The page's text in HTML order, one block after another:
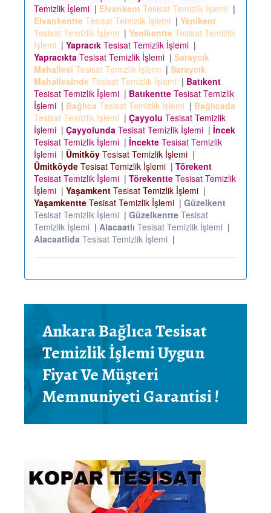
Temizlik İşlemi | Elvankent Tesisat Temizlik İşlemi |
Elvankentte Tesisat Temizlik İşlemi | Yenikent
Tesisat Temizlik İşlemi | Yenikentte Tesisat Temizlik
İşlemi | Yapracık Tesisat Temizlik İşlemi |
Yapracıkta Tesisat Temizlik İşlemi | Saraycık
Mahallesi Tesisat Temizlik İşlemi | Saraycık
Mahallesinde Tesisat Temizlik İşlemi | Batıkent
Tesisat Temizlik İşlemi | Batıkentte Tesisat Temizlik
İşlemi | Bağlıca Tesisat Temizlik İşlemi | Bağlıcada
Tesisat Temizlik İşlemi | Çayyolu Tesisat Temizlik
İşlemi | Çayyolunda Tesisat Temizlik İşlemi | İncek
Tesisat Temizlik İşlemi | İncekte Tesisat Temizlik
İşlemi | Ümitköy Tesisat Temizlik İşlemi |
Ümitköyde Tesisat Temizlik İşlemi | Törekent
Tesisat Temizlik İşlemi | Törekentte Tesisat Temizlik
İşlemi | Yaşamkent Tesisat Temizlik İşlemi |
Yaşamkentte Tesisat Temizlik İşlemi | Güzelkent
Tesisat Temizlik İşlemi | Güzelkentte Tesisat
Temizlik İşlemi | Alacaatlı Tesisat Temizlik İşlemi |
Alacaatlida Tesisat Temizlik İşlemi |
Ankara Bağlıca Tesisat
Temizlik İşlemi Uygun
Fiyat Ve Müşteri
Memnuniyeti Garantisi !